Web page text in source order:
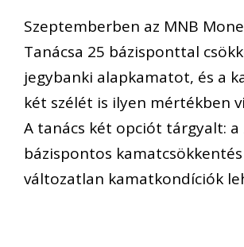
Szeptemberben az MNB
Tanácsa 25 bázisponttal
jegybanki alapkamatot, és a
két szélét is ilyen mértékben
A tanács két opciót tárgyalt: a
bázispontos kamatcsökkentés
változatlan kamatkondíciók